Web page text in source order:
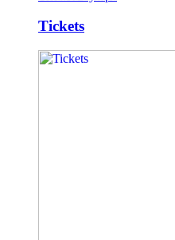
Tickets